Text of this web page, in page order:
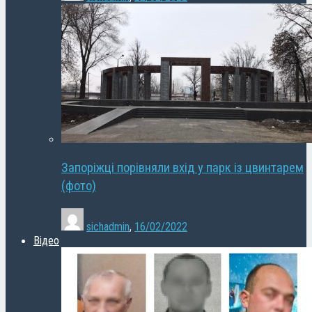
Запоріжці порівняли вхід у парк із цвинтарем
(фото)
sichadmin, 16/02/2022
Відео